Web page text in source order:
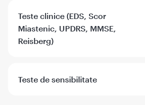
Teste clinice (EDS, Scor
Miastenic, UPDRS, MMSE,
Reisberg)
Teste de sensibilitate